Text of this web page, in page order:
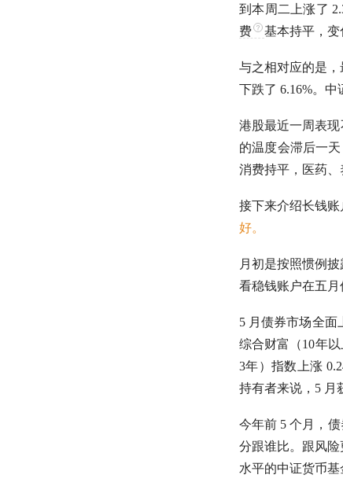
到本周二上涨了
费
基本持平，变
与之相对应的是
下跌了 6.16%。中
港股最近一周表
的温度会滞后一
消费持平，医药、
接下来介绍长钱账
好。
月初是按照惯例
看稳钱账户在五月
5 月债券市场全
综合财富（10年
3年）指数上涨
持有者来说，5 月
今年前 5 个月， 债
分跟谁比。跟风险
水平的中证货币基